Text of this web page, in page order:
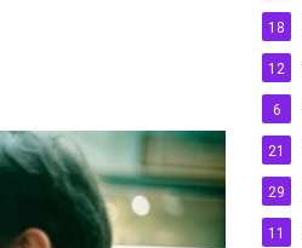
18
12
6
21
29
11